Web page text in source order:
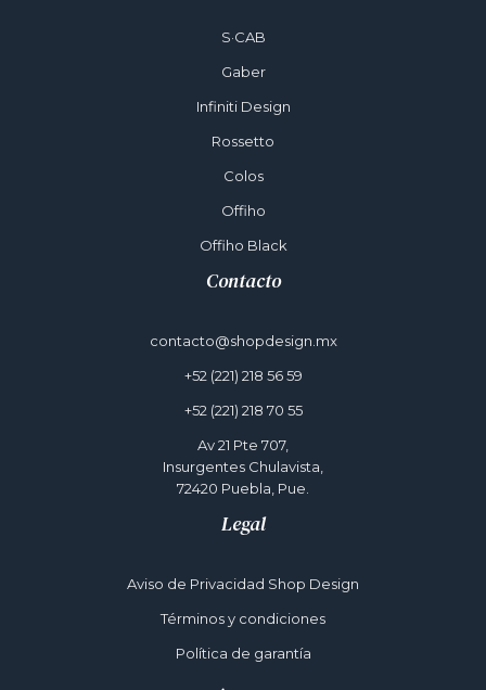
S·CAB
Gaber
Infiniti Design
Rossetto
Colos
Offiho
Offiho Black
Contacto
contacto@shopdesign.mx
+52 (221) 218 56 59
+52 (221) 218 70 55
Av 21 Pte 707,
Insurgentes Chulavista,
72420 Puebla, Pue.
Legal
Aviso de Privacidad Shop Design
Términos y condiciones
Política de garantía